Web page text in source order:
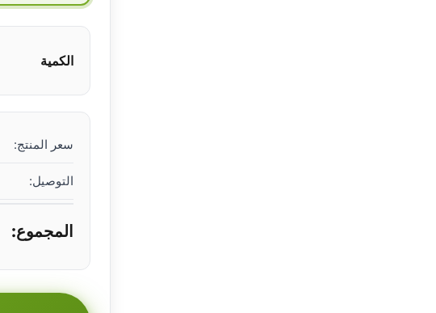
الكمية
سعر المنتج:
التوصيل:
المجموع: